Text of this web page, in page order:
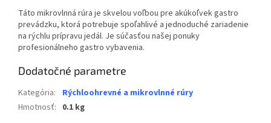
Táto mikrovlnná rúra je skvelou voľbou pre akúkoľvek gastro
prevádzku, ktorá potrebuje spoľahlivé a jednoduché zariadenie
na rýchlu prípravu jedál. Je súčasťou našej ponuky
profesionálneho gastro vybavenia.
Dodatočné parametre
Kategória:
Rýchloohrevné a mikrovlnné rúry
Hmotnosť: 0.1 kg